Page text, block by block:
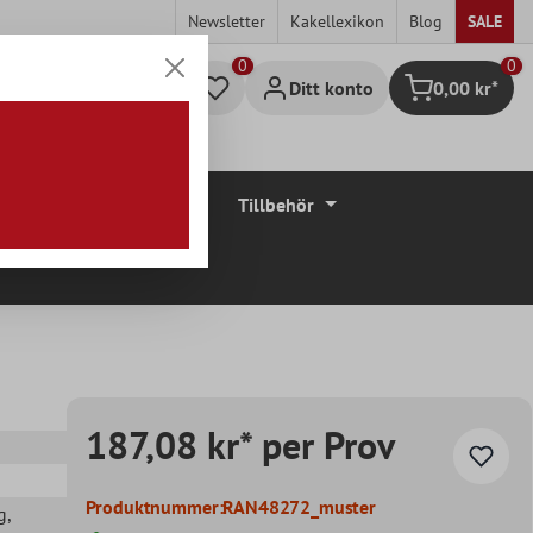
Newsletter Kakellexikon Blog SALE
Ditt konto Kundvagn
0
0,00 kr*
Tillbehör
,
187,08 kr* per Prov
Produktnummer:RAN48272_muster